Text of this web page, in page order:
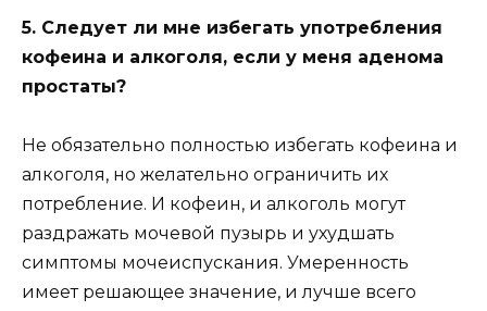
5. Следует ли мне избегать употребления
кофеина и алкоголя, если у меня аденома
простаты?
Не обязательно полностью избегать кофеина и
алкоголя, но желательно ограничить их
потребление. И кофеин, и алкоголь могут
раздражать мочевой пузырь и ухудшать
симптомы мочеиспускания. Умеренность
имеет решающее значение, и лучше всего